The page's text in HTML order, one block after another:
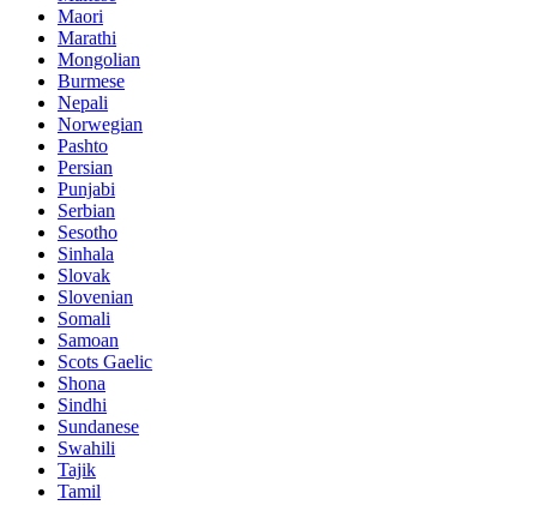
Maori
Marathi
Mongolian
Burmese
Nepali
Norwegian
Pashto
Persian
Punjabi
Serbian
Sesotho
Sinhala
Slovak
Slovenian
Somali
Samoan
Scots Gaelic
Shona
Sindhi
Sundanese
Swahili
Tajik
Tamil